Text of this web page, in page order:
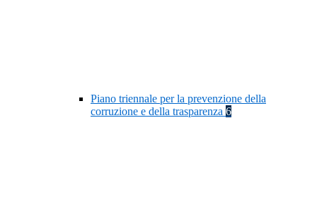
Piano triennale per la prevenzione della
corruzione e della trasparenza 6